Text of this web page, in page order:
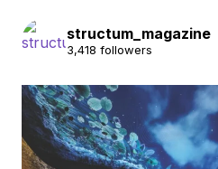
structum_magazine
3,418 followers